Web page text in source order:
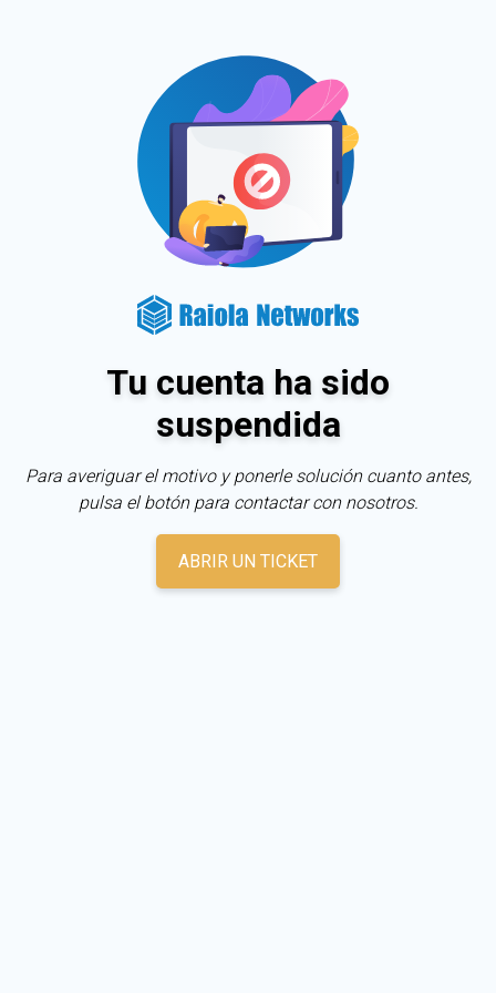
Tu cuenta ha sido
suspendida
Para averiguar el motivo y ponerle solución cuanto antes,
pulsa el botón para contactar con nosotros.
ABRIR UN TICKET